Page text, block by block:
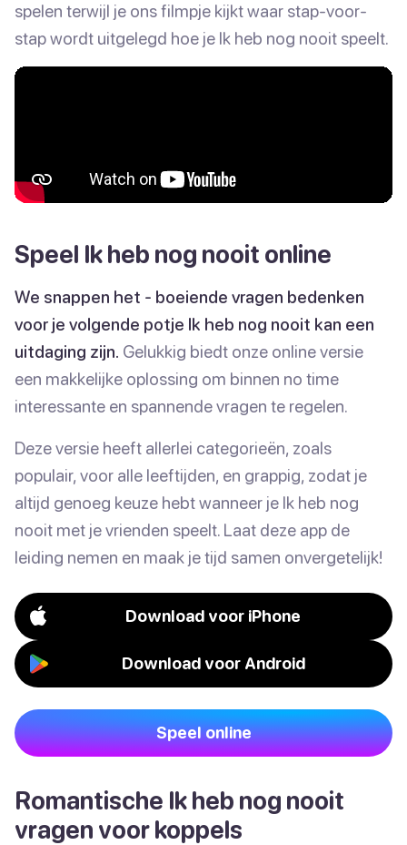
spelen terwijl je ons filmpje kijkt waar stap-voor-
stap wordt uitgelegd hoe je Ik heb nog nooit speelt.
Speel Ik heb nog nooit online
We snappen het - boeiende vragen bedenken
voor je volgende potje Ik heb nog nooit kan een
uitdaging zijn. Gelukkig biedt onze online versie
een makkelijke oplossing om binnen no time
interessante en spannende vragen te regelen.
Deze versie heeft allerlei categorieën, zoals
populair, voor alle leeftijden, en grappig, zodat je
altijd genoeg keuze hebt wanneer je Ik heb nog
nooit met je vrienden speelt. Laat deze app de
leiding nemen en maak je tijd samen onvergetelijk!
Download voor iPhone
Download voor Android
Speel online
Romantische Ik heb nog nooit
vragen voor koppels